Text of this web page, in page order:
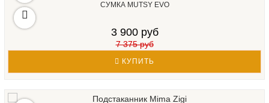
СУМКА MUTSY EVO
3 900 руб
7 375 руб
КУПИТЬ